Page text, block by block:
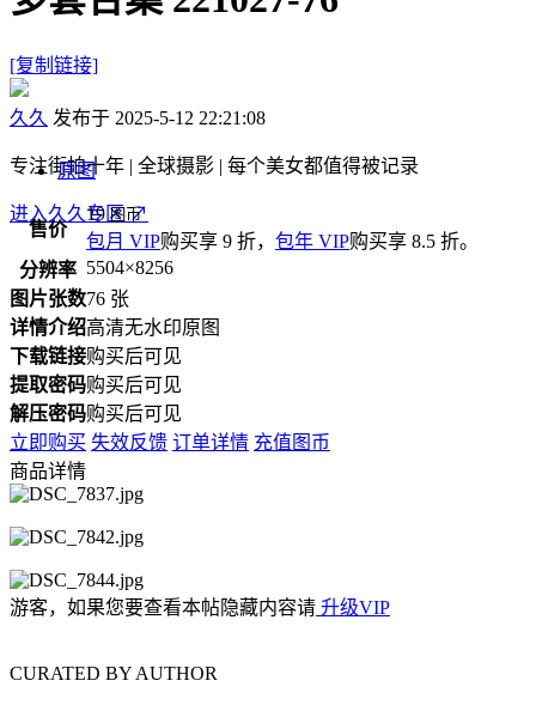
[复制链接]
久久 发布于 2025-5-12 22:21:08
专注街拍十年 | 全球摄影 | 每个美女都值得被记录
进入久久专区↗
原图
售价
19图币
包月 VIP购买享 9 折， 包年 VIP购买享 8.5 折。
分辨率 5504×8256
图片张数76 张
详情介绍高清无水印原图
下载链接购买后可见
提取密码购买后可见
解压密码购买后可见
立即购买 失效反馈 订单详情 充值图币
商品详情
游客，如果您要查看本帖隐藏内容请 升级VIP
CURATED BY AUTHOR